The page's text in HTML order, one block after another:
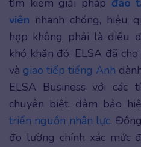
tìm kiếm giải pháp đào
viên nhanh chóng, hiệu
hợp không phải là điều
khó khăn đó, ELSA đã
và giao tiếp tiếng Anh
ELSA Business với các
chuyên biệt, đảm bảo
triển nguồn nhân lực.
đo lường chính xác mức